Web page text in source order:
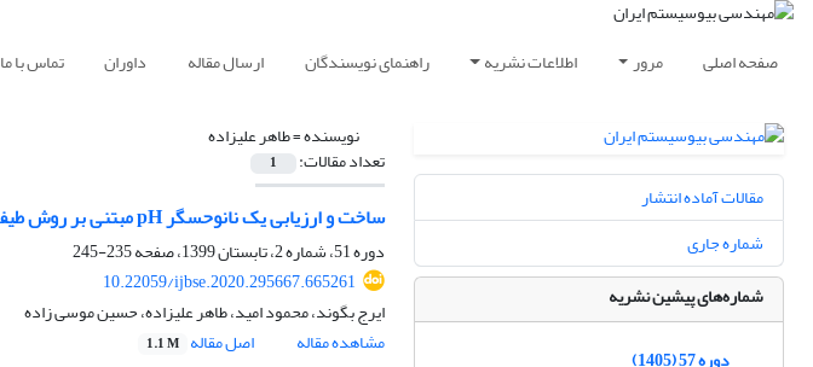
صفحه اصلی مرور اطلاعات نشریه راهنمای نویسندگان ارسال مقاله داوران تماس با ما
نویسنده =طاهر علیزاده
تعداد مقالات: 1
ساخت و ارزیابی یک نانوحسگر pH مبتنی بر روش طیف سنجی امپدانس الکتروشیمیایی به منظور استفاده در سامانه پایش شکمبه گاو
دوره 51، شماره 2، تابستان 1399، صفحه
235-245
10.22059/ijbse.2020.295667.665261
ایرج بگوند، محمود امید، طاهر علیزاده، حسین موسی زاده
مشاهده مقاله
اصل مقاله 1.1 M
مقالات آماده انتشار
شماره جاری
شماره‌های پیشین نشریه
دوره 57 (1405)